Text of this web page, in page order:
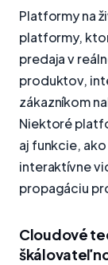
Platformy na
platformy,
predaja v
produktov,
zákazníkom
Niektoré
aj funkcie,
interaktívne
propagáciu
Cloudové